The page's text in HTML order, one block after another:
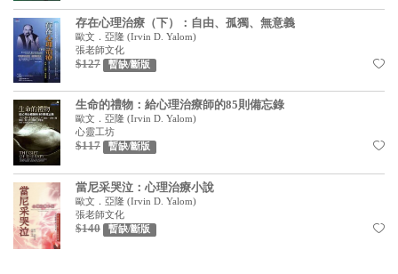
存在心理治療（下）：自由、孤獨、無意義
歐文．亞隆 (Irvin D. Yalom)
張老師文化
$127 暫缺/斷版
生命的禮物：給心理治療師的85則備忘錄
歐文．亞隆 (Irvin D. Yalom)
心靈工坊
$117 暫缺/斷版
當尼采哭泣：心理治療小說
歐文．亞隆 (Irvin D. Yalom)
張老師文化
$140 暫缺/斷版